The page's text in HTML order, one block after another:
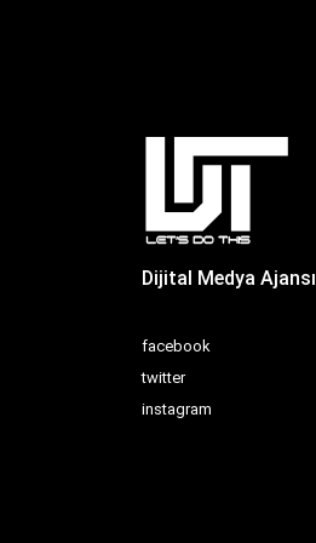
Dijital Medya Ajansı
facebook
twitter
instagram